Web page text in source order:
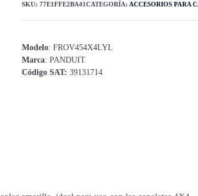
Modelo: FROV454X4LYL
Marca: PANDUIT
Código SAT: 39131714
SKU: 77E1FFE2BA41CATEGORÍA: ACCESORIOS PARA